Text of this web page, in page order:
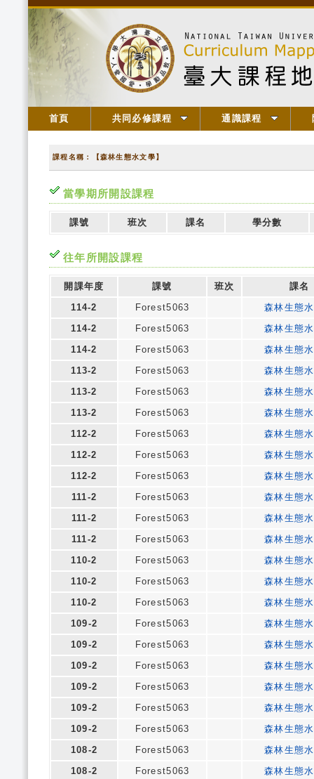
首頁 共同必修課程 通識課程
課程名稱：【森林生態水文學】
當學期所開設課程
課號 班次 課名 學分數
往年所開設課程
開課年度 課號 班次
課名
114-2
Forest5063
森林生態
114-2
Forest5063
森林生態
114-2
Forest5063
森林生態
113-2
Forest5063
森林生態
113-2
Forest5063
森林生態
113-2
Forest5063
森林生態
112-2
Forest5063
森林生態
112-2
Forest5063
森林生態
112-2
Forest5063
森林生態
111-2
Forest5063
森林生態
111-2
Forest5063
森林生態
111-2
Forest5063
森林生態
110-2
Forest5063
森林生態
110-2
Forest5063
森林生態
110-2
Forest5063
森林生態
109-2
Forest5063
森林生態
109-2
Forest5063
森林生態
109-2
Forest5063
森林生態
109-2
Forest5063
森林生態
109-2
Forest5063
森林生態
109-2
Forest5063
森林生態
108-2
Forest5063
森林生態
108-2
Forest5063
森林生態